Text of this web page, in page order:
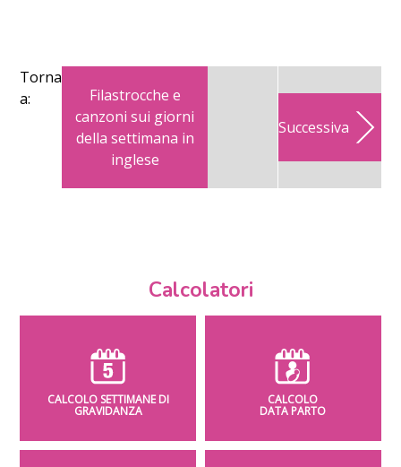
Torna
a:
Filastrocche e
canzoni sui giorni
della settimana in
inglese
Successiva
Calcolatori
CALCOLO SETTIMANE DI
GRAVIDANZA
CALCOLO
DATA PARTO